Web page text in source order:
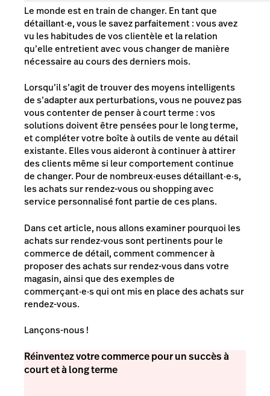
Le monde est en train de changer. En tant que
détaillant·e, vous le savez parfaitement : vous avez
vu les habitudes de vos clientèle et la relation
qu’elle entretient avec vous changer de manière
nécessaire au cours des derniers mois.
Lorsqu’il s’agit de trouver des moyens intelligents
de s’adapter aux perturbations, vous ne pouvez pas
vous contenter de penser à court terme : vos
solutions doivent être pensées pour le long terme,
et compléter votre boîte à outils de vente au détail
existante. Elles vous aideront à continuer à attirer
des clients même si leur comportement continue
de changer. Pour de nombreux·euses détaillant·e·s,
les achats sur rendez-vous ou shopping avec
service personnalisé font partie de ces plans.
Dans cet article, nous allons examiner pourquoi les
achats sur rendez-vous sont pertinents pour le
commerce de détail, comment commencer à
proposer des achats sur rendez-vous dans votre
magasin, ainsi que des exemples de
commerçant·e·s qui ont mis en place des achats sur
rendez-vous.
Lançons-nous !
Réinventez votre commerce pour un succès à
court et à long terme